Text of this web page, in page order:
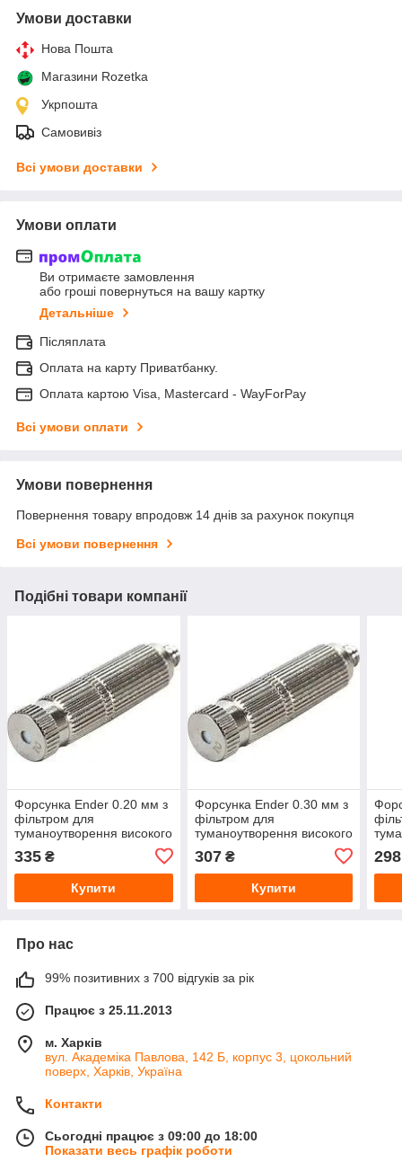
Умови доставки
Нова Пошта
Магазини Rozetka
Укрпошта
Самовивіз
Всі умови доставки
Умови оплати
Ви отримаєте замовлення
або гроші повернуться на вашу картку
Детальніше
Післяплата
Оплата на карту Приватбанку.
Оплата картою Visa, Mastercard - WayForPay
Всі умови оплати
Умови повернення
Повернення товару впродовж 14 днів за рахунок покупця
Всі умови повернення
Подібні товари компанії
Форсунка Ender 0.20 мм з
фільтром для
туманоутворення високого
335 ₴
Купити
Форсунка Ender 0.30 мм з
фільтром для
туманоутворення високого
307₴
Купити
298
Про нас
99% позитивних з 700 відгуків за рік
Працює з 25.11.2013
м. Харків
вул. Академіка Павлова, 142 Б, корпус 3, цокольний
поверх, Харків, Україна
Контакти
Сьогодні працює з 09:00 до 18:00
Показати весь графік роботи